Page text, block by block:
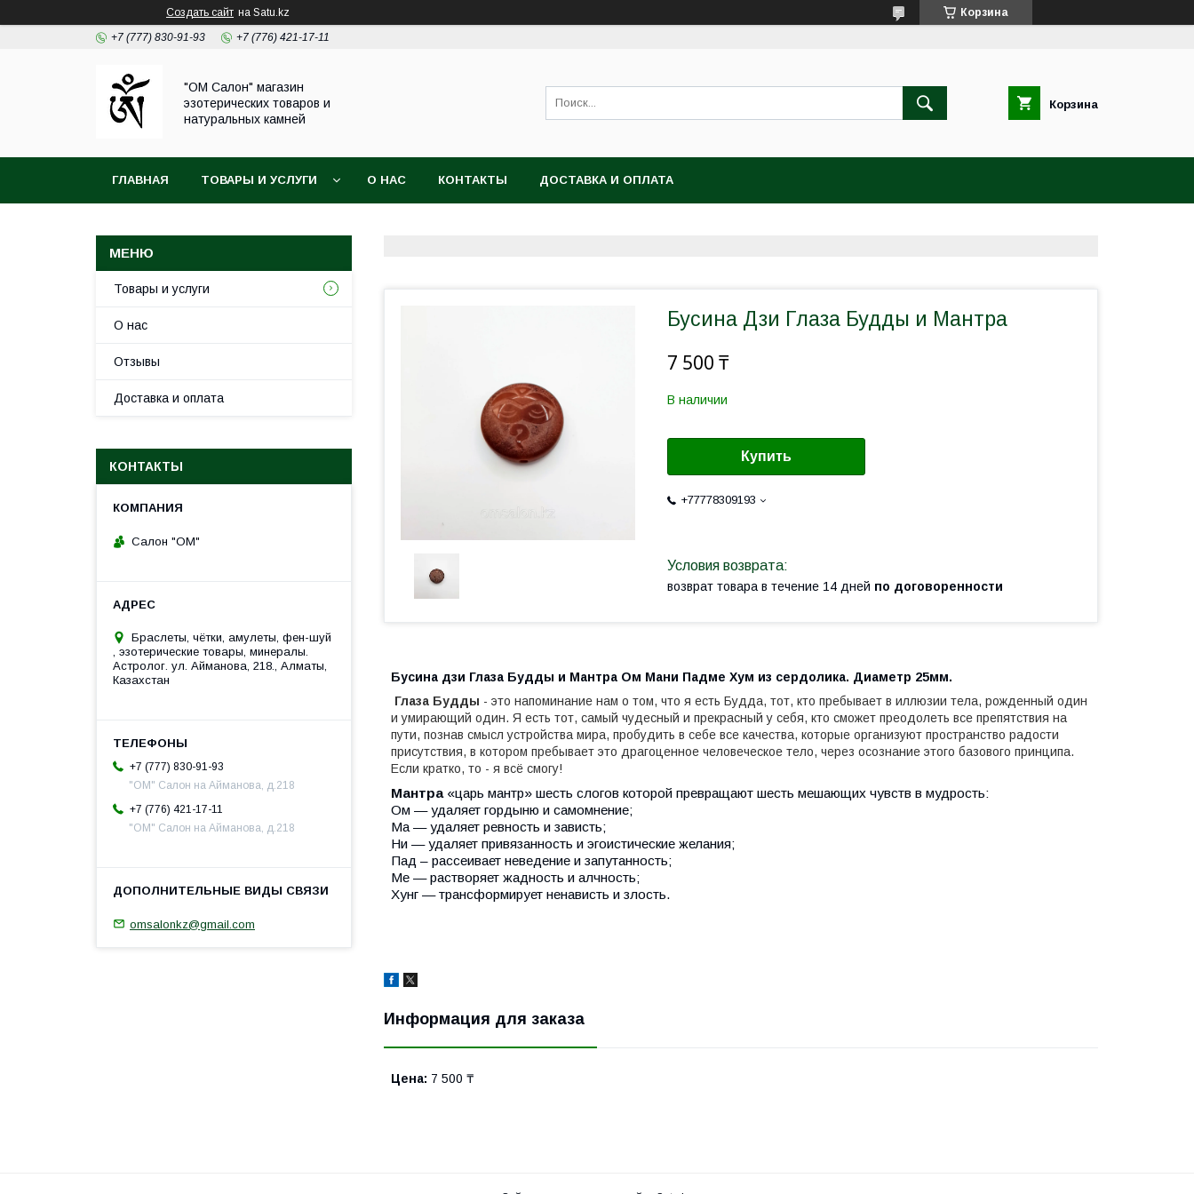
Создать сайт на Satu.kz Корзина
+7 (777) 830-91-93 +7 (776) 421-17-11
"ОМ Салон" магазин
эзотерических товаров и
натуральных камней
Корзина
ГЛАВНАЯ ТОВАРЫ И УСЛУГИ О НАС КОНТАКТЫ ДОСТАВКА И ОПЛАТА
Бусина Дзи Глаза Будды и Мантра
7 500 ₸
В наличии
Купить
+77778309193
возврат товара в течение 14 дней по договоренности
Бусина дзи Глаза Будды и Мантра Ом Мани Падме Хум из сердолика. Диаметр 25мм.
Глаза Будды - это напоминание нам о том, что я есть Будда, тот, кто пребывает в иллюзии тела, рожденный один
и умирающий один. Я есть тот, самый чудесный и прекрасный у себя, кто сможет преодолеть все препятствия на
пути, познав смысл устройства мира, пробудить в себе все качества, которые организуют пространство радости
присутствия, в котором пребывает это драгоценное человеческое тело, через осознание этого базового принципа.
Если кратко, то - я всё смогу!
Мантра «царь мантр» шесть слогов которой превращают шесть мешающих чувств в мудрость:
Ом — удаляет гордыню и самомнение;
Ма — удаляет ревность и зависть;
Ни — удаляет привязанность и эгоистические желания;
Пад – рассеивает неведение и запутанность;
Ме — растворяет жадность и алчность;
Хунг — трансформирует ненависть и злость.
Информация для заказа
Цена: 7 500 ₸
Товары и услуги
О нас
Отзывы
Доставка и оплата
КОНТАКТЫ
Салон "ОМ"
Браслеты, чётки, амулеты, фен-шуй
, эзотерические товары, минералы.
Астролог. ул. Айманова, 218., Алматы,
Казахстан
+7 (777) 830-91-93
"ОМ" Салон на Айманова, д.218
+7 (776) 421-17-11
"ОМ" Салон на Айманова, д.218
omsalonkz@gmail.com